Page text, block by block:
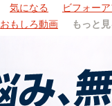
気になる ビフォー
おもしろ動画 もっと